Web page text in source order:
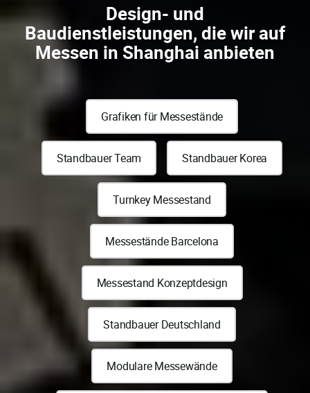
Design- und
Baudienstleistungen, die wir auf
Messen in Shanghai anbieten
Grafiken für Messestände
Standbauer Team Standbauer Korea
Turnkey Messestand
Messestände Barcelona
Messestand Konzeptdesign
Standbauer Deutschland
Modulare Messewände